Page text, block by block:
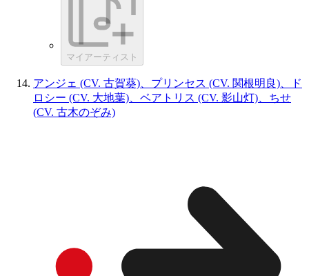
マイアーティスト
アンジェ (CV. 古賀葵)、プリンセス (CV. 関根明良)、ド
ロシー (CV. 大地葉)、ベアトリス (CV. 影山灯)、ちせ
(CV. 古木のぞみ)